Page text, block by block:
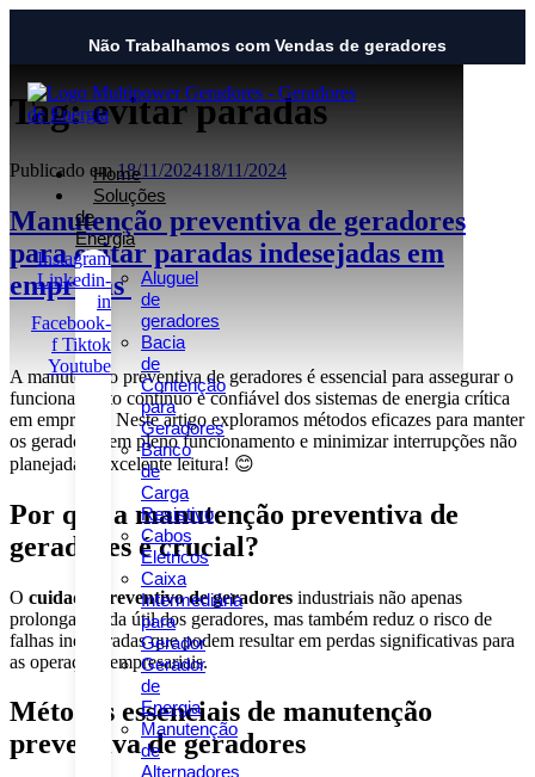
Não Trabalhamos com Vendas de geradores
Home
Soluções
de
Energia
Aluguel
de
geradores
Bacia
de
Contenção
para
Geradores
Banco
de
Carga
Resistivo
Cabos
Elétricos
Caixa
Intermediária
para
Gerador
Gerador
de
Energia
Manutenção
de
Alternadores
Instagram
Linkedin-
in
Facebook-
f Tiktok
Youtube
Tag:evitar paradas
Publicado em 18/11/202418/11/2024
Manutenção preventiva de geradores
para evitar paradas indesejadas em
empresas
A manutenção preventiva de geradores é essencial para assegurar o
funcionamento contínuo e confiável dos sistemas de energia crítica
em empresas. Neste artigo exploramos métodos eficazes para manter
os geradores em pleno funcionamento e minimizar interrupções não
planejadas. Excelente leitura! 😊
Por que a manutenção preventiva de
geradores é crucial?
O cuidado preventivo de geradores industriais não apenas
prolonga a vida útil dos geradores, mas também reduz o risco de
falhas inesperadas que podem resultar em perdas significativas para
as operações empresariais.
Métodos essenciais de manutenção
preventiva de geradores